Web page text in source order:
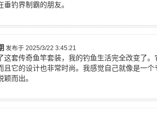
垂钓界制霸的朋友。
发布于 2025/3/22 3:45:21
这套传奇鱼竿套装，我的钓鱼生活完全改变了
且它的设计也非常时尚。我感觉自己就像是一
颖而出。